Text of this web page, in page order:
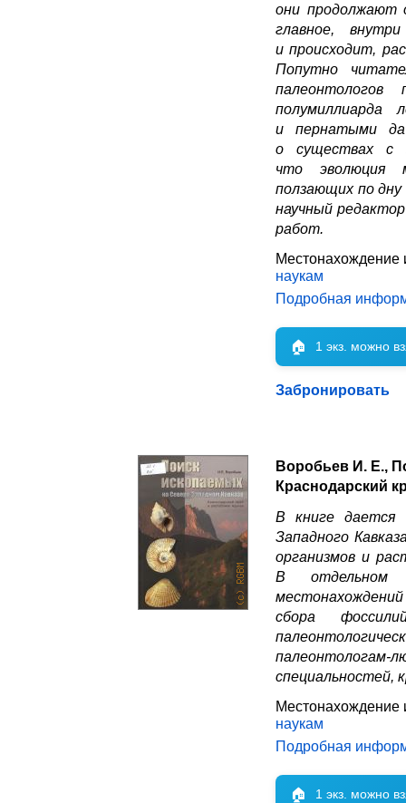
они продолжают
главное,
и происходит,
Попутно
полумиллиарда
и пернатыми
о существах с
что эволюция
ползающих по дну
научный
работ.
Местонахождение
наукам
Подробная
🏠 1 экз. можно
Забронировать
Воробьев И. Е.,
Краснодарский
В книге дается
Западного
организмов и
В отдельном
сбора
палеонтологам-
специальностей,
Местонахождение
наукам
Подробная
🏠 1 экз. можно